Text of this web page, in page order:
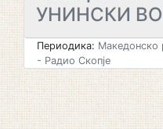
УНИНСКИ
Периодика: Македонско
- Радио Скопје